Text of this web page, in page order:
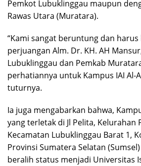
Pemkot Lubuklinggau maupun
Rawas Utara (Muratara).
“Kami sangat beruntung dan
perjuangan Alm. Dr. KH. AH
Lubuklinggau dan Pemkab
perhatiannya untuk Kampus IAI Al-
tuturnya.
Ia juga mengabarkan bahwa,
yang terletak di Jl Pelita, Kelurahan
Kecamatan Lubuklinggau Barat 1,
Provinsi Sumatera Selatan
beralih status menjadi Universitas